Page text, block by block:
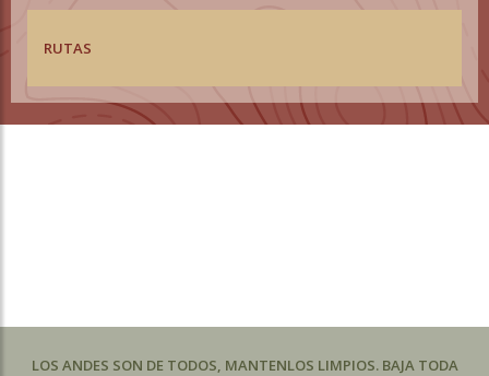
RUTAS
LOS ANDES SON DE TODOS, MANTENLOS LIMPIOS. BAJA TODA